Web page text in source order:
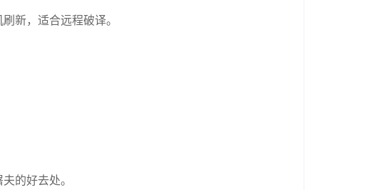
新，适合远程破译。
的好去处。